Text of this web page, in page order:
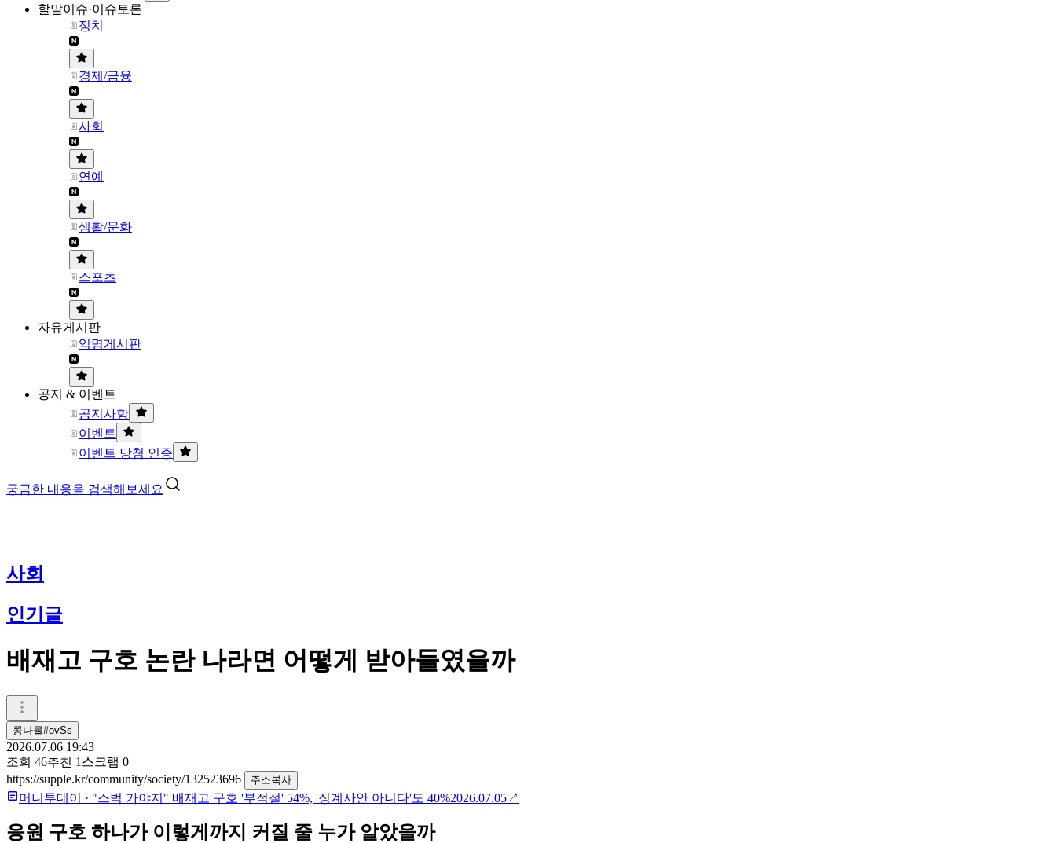
할말이슈·이슈토론
정치
경제/금융
사회
연예
생활/문화
스포츠
자유게시판
익명게시판
공지 & 이벤트
공지사항
이벤트
이벤트 당첨 인증
궁금한 내용을 검색해보세요
사회
인기글
배재고 구호 논란 나라면 어떻게 받아들였을까
콩나물#ovSs
2026.07.06 19:43
조회 46추천 1 스크랩 0
https://supple.kr/community/society/132523696
주소복사
머니투데이 · "스벅 가야지" 배재고 구호 '부적절' 54%, '징계사안 아니다'도 40%2026.07.05↗
응원 구호 하나가 이렇게까지 커질 줄 누가 알았을까